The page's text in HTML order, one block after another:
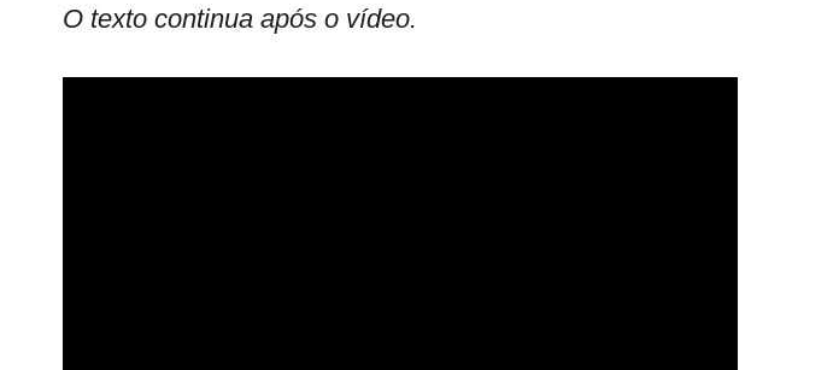
O texto continua após o vídeo.